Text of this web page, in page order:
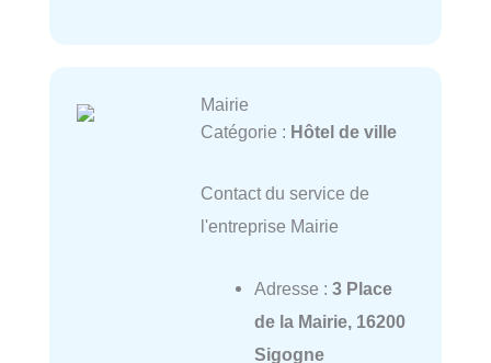
Mairie
Catégorie : Hôtel de ville
Contact du service de
l'entreprise Mairie
Adresse : 3 Place
de la Mairie, 16200
Sigogne